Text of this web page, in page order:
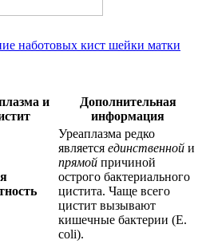
наботовых кист шейки матки
и
Дополнительная
информация
Уреаплазма редко
является единственной и
прямой причиной
острого бактериального
цистита. Чаще всего
цистит вызывают
кишечные бактерии (E.
coli).